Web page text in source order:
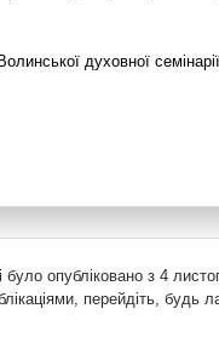
духовної семінарії.
було опубліковано з 4
перейдіть, будь